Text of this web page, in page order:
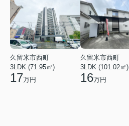
久留米市西町
3LDK (71.95㎡)
17万円
久留米市西町
3LDK (101.02㎡)
16万円